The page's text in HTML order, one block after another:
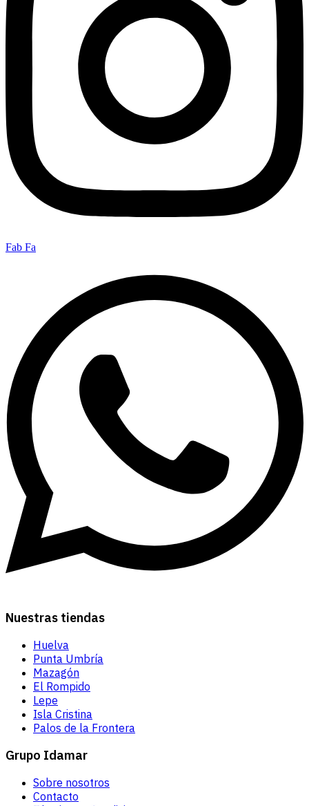
Fab Fa
Nuestras tiendas
Huelva
Punta Umbría
Mazagón
El Rompido
Lepe
Isla Cristina
Palos de la Frontera
Grupo Idamar
Sobre nosotros
Contacto